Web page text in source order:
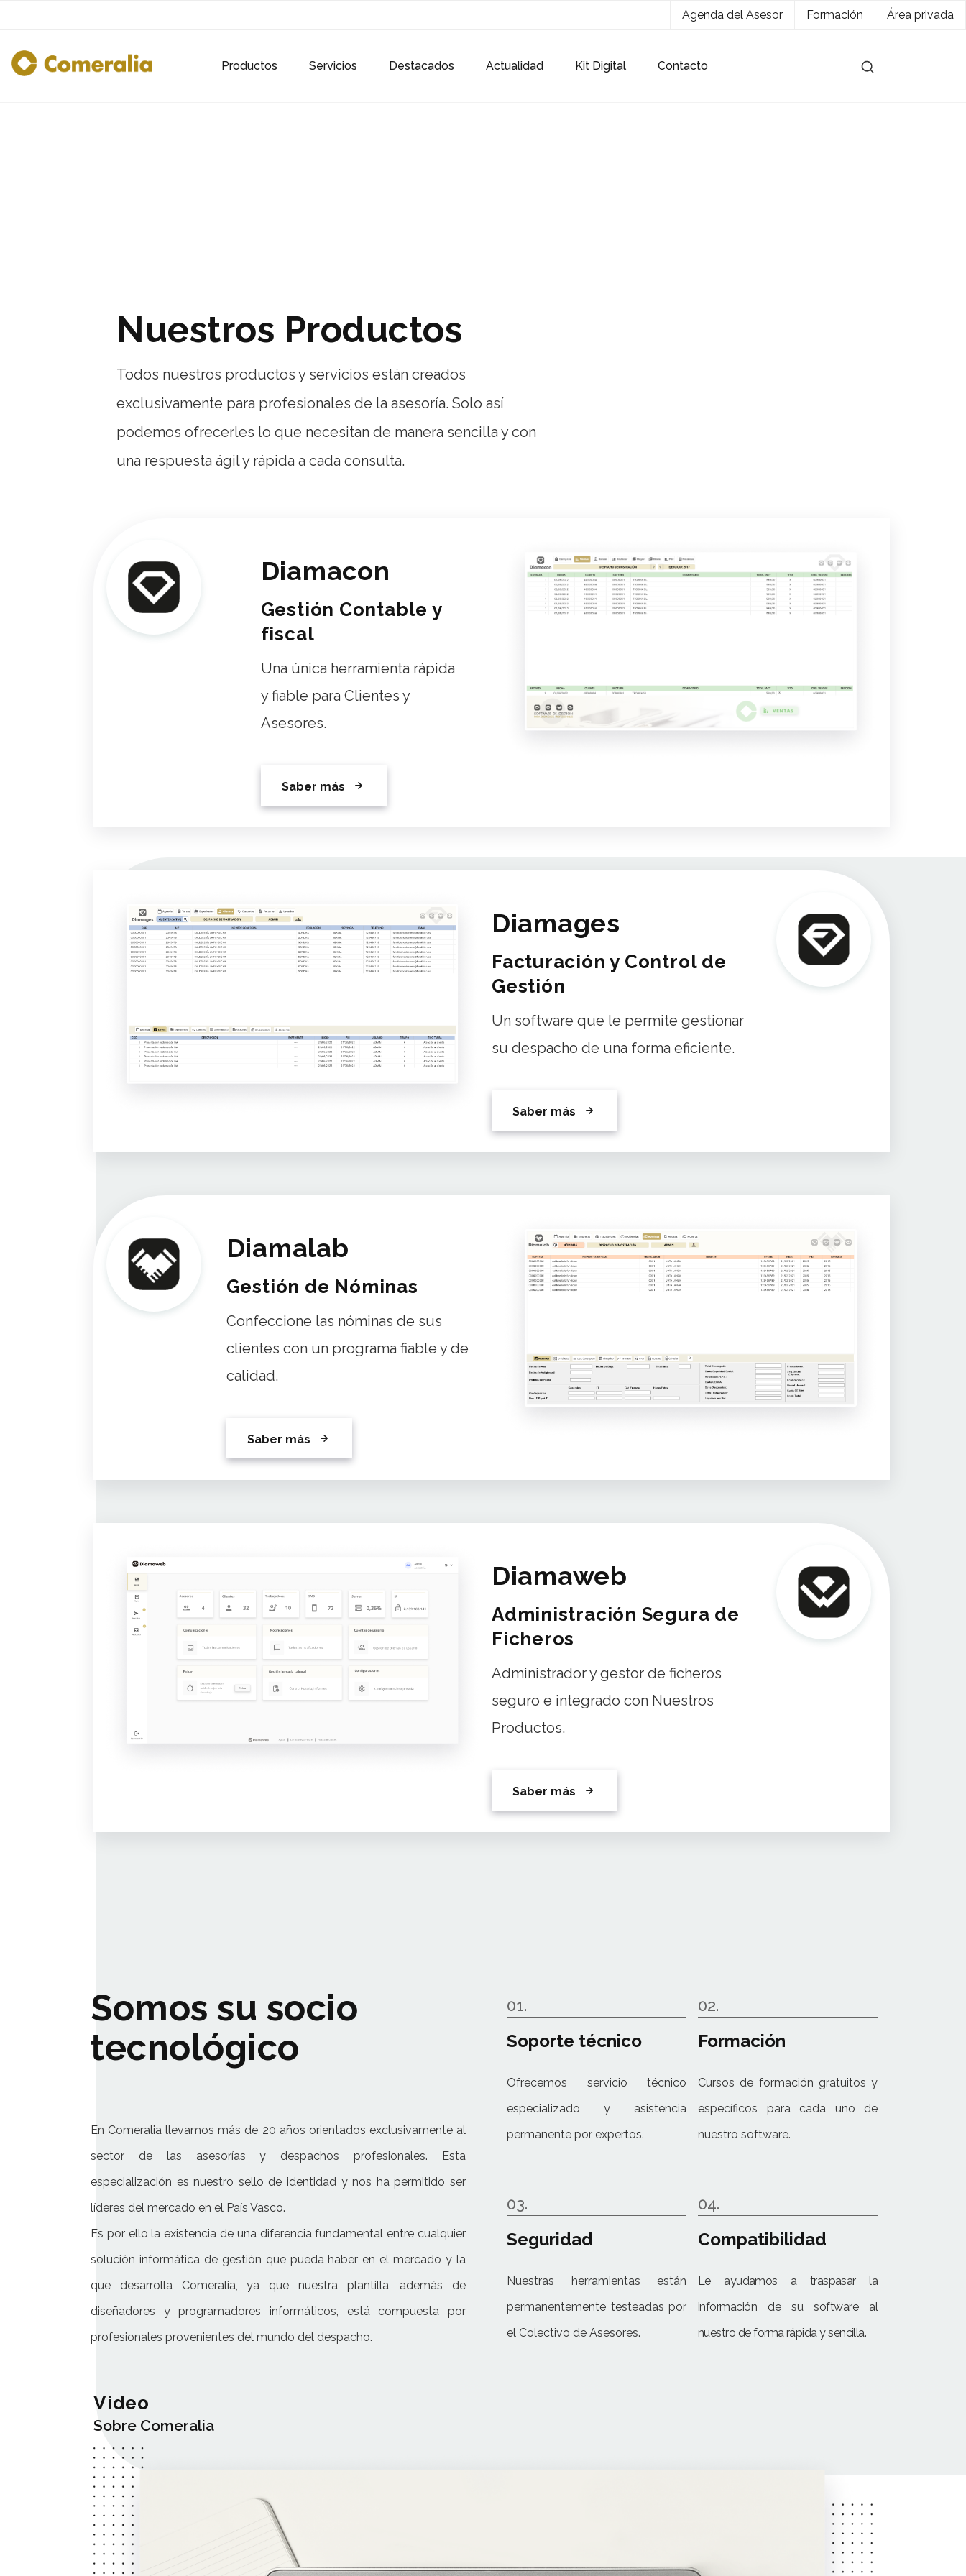
Agenda del Asesor Formación Área privada
Productos Servicios Destacados Actualidad Kit Digital Contacto
Nuestros Productos
Todos nuestros productos y servicios están creados
exclusivamente para profesionales de la asesoría. Solo así
podemos ofrecerles lo que necesitan de manera sencilla y con
una respuesta ágil y rápida a cada consulta.
Diamacon
Gestión Contable y
fiscal
Una única herramienta rápida
y fiable para Clientes y
Asesores.
Saber más
Diamages
Facturación y Control de
Gestión
Un software que le permite gestionar
su despacho de una forma eficiente.
Saber más
Diamalab
Gestión de Nóminas
Confeccione las nóminas de sus
clientes con un programa fiable y de
calidad.
Saber más
Diamaweb
Administración Segura de
Ficheros
Administrador y gestor de ficheros
seguro e integrado con Nuestros
Productos.
Saber más
Somos su socio
tecnológico
En Comeralia llevamos más de 20 años orientados exclusivamente al
sector de las asesorías y despachos profesionales. Esta
especialización es nuestro sello de identidad y nos ha permitido ser
líderes del mercado en el País Vasco.
Es por ello la existencia de una diferencia fundamental entre cualquier
solución informática de gestión que pueda haber en el mercado y la
que desarrolla Comeralia, ya que nuestra plantilla, además de
diseñadores y programadores informáticos, está compuesta por
profesionales provenientes del mundo del despacho.
01.
Soporte técnico
Ofrecemos servicio técnico
especializado y asistencia
permanente por expertos.
02.
Formación
Cursos de formación gratuitos y
específicos para cada uno de
nuestro software.
03.
Seguridad
Nuestras herramientas están
permanentemente testeadas por
el Colectivo de Asesores.
04.
Compatibilidad
Le ayudamos a traspasar la
información de su software al
nuestro de forma rápida y sencilla.
Video
Sobre Comeralia